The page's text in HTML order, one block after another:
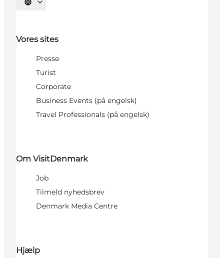
Vælg sprog
Vores sites
Presse
Turist
Corporate
Business Events (på engelsk)
Travel Professionals (på engelsk)
Om VisitDenmark
Job
Tilmeld nyhedsbrev
Denmark Media Centre
Hjælp